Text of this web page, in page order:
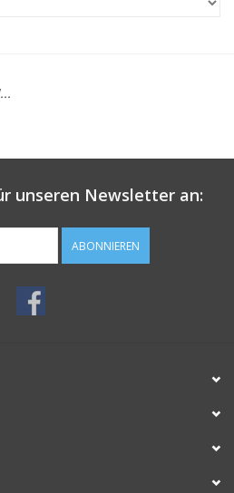
unseren Newsletter an:
ABONNIEREN